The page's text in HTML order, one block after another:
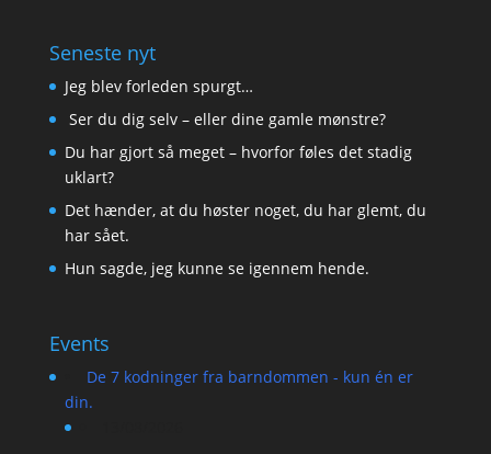
Seneste nyt
Jeg blev forleden spurgt…
Ser du dig selv – eller dine gamle mønstre?
Du har gjort så meget – hvorfor føles det stadig
uklart?
Det hænder, at du høster noget, du har glemt, du
har sået.
Hun sagde, jeg kunne se igennem hende.
Events
De 7 kodninger fra barndommen - kun én er
din.